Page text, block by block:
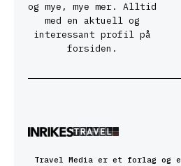
og mye, mye mer. Alltid
med en aktuell og
interessant profil på
forsiden.
Travel Media er et forlag og